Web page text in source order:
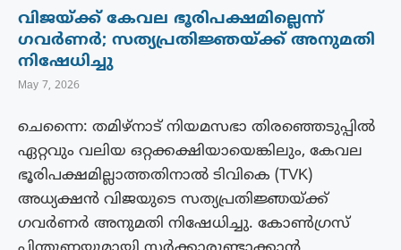
വിജയ്ക്ക് കേവല ഭൂരിപക്ഷമില്ലെന്ന്
ഗവർണർ; സത്യപ്രതിജ്ഞയ്ക്ക് അനുമതി
നിഷേധിച്ചു
May 7, 2026
ചെന്നൈ: തമിഴ്‌നാട് നിയമസഭാ തിരഞ്ഞെടുപ്പിൽ
ഏറ്റവും വലിയ ഒറ്റക്കക്ഷിയായെങ്കിലും, കേവല
ഭൂരിപക്ഷമില്ലാത്തതിനാൽ ടിവികെ (TVK)
അധ്യക്ഷൻ വിജയുടെ സത്യപ്രതിജ്ഞയ്ക്ക്
ഗവർണർ അനുമതി നിഷേധിച്ചു. കോൺഗ്രസ്